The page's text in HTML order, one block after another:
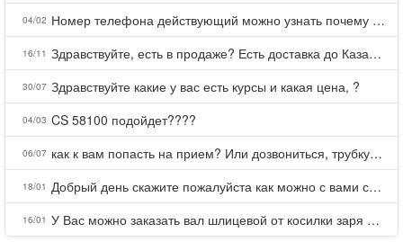
04/02 Номер телефона действующий можно узнать почему номер неправельный
16/11 Здравствуйте, есть в продаже? Есть доставка до Казани?
30/07 Здравствуйте какие у вас есть курсы и какая цена, ?
04/03 CS 58100 подойдет????
06/07 как к вам попасть на прием? Или дозвониться, трубку не берете.
18/01 Добрый день скажите пожалуйста как можно с вами связаться . Телефон не отвечает .Заказала кухню в тц Хороший есть претензии а менеджер контактов не дает .Что делать?
16/01 У Вас можно заказать вал шлицевой от косилки заря для мтз, который соединяет мотоблок с косилкой.?